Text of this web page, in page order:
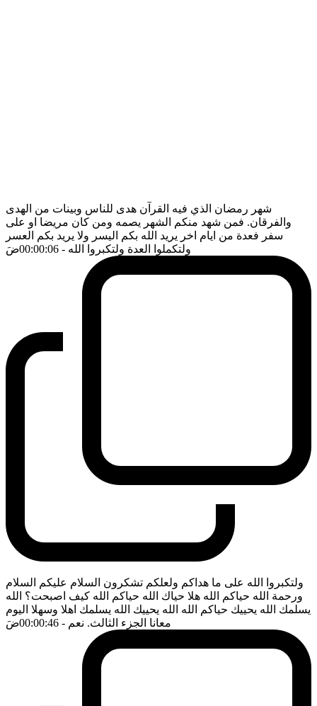
شهر رمضان الذي فيه القرآن هدى للناس وبينات من الهدى
والفرقان. فمن شهد منكم الشهر يصمه ومن كان مريضا او على
سفر فعدة من ايام اخر يريد الله بكم اليسر ولا يريد بكم العسر
ولتكملوا العدة ولتكبروا الله - 00:00:06 ضَ
ولتكبروا الله على ما هداكم ولعلكم تشكرون السلام عليكم السلام
ورحمة الله حياكم الله هلا حياك الله حياكم الله كيف اصبحت؟ الله
يسلمك الله يحييك حياكم الله الله يحييك الله يسلمك اهلا وسهلا اليوم
معانا الجزء الثالث. نعم - 00:00:46 ضَ